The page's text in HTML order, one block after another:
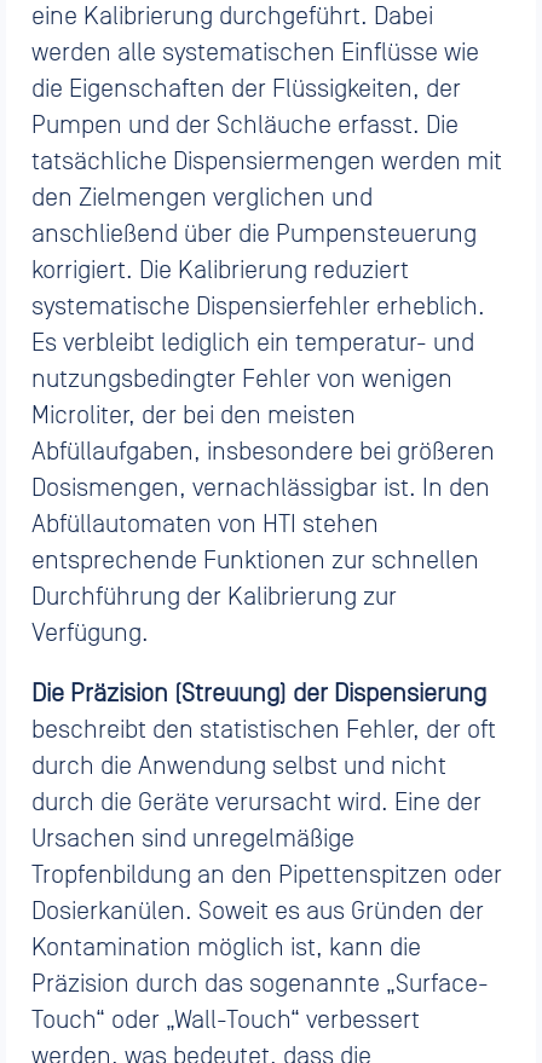
eine Kalibrierung durchgeführt. Dabei
werden alle systematischen Einflüsse wie
die Eigenschaften der Flüssigkeiten, der
Pumpen und der Schläuche erfasst. Die
tatsächliche Dispensiermengen werden mit
den Zielmengen verglichen und
anschließend über die Pumpensteuerung
korrigiert. Die Kalibrierung reduziert
systematische Dispensierfehler erheblich.
Es verbleibt lediglich ein temperatur- und
nutzungsbedingter Fehler von wenigen
Microliter, der bei den meisten
Abfüllaufgaben, insbesondere bei größeren
Dosismengen, vernachlässigbar ist. In den
Abfüllautomaten von HTI stehen
entsprechende Funktionen zur schnellen
Durchführung der Kalibrierung zur
Verfügung.
Die Präzision (Streuung) der Dispensierung
beschreibt den statistischen Fehler, der oft
durch die Anwendung selbst und nicht
durch die Geräte verursacht wird. Eine der
Ursachen sind unregelmäßige
Tropfenbildung an den Pipettenspitzen oder
Dosierkanülen. Soweit es aus Gründen der
Kontamination möglich ist, kann die
Präzision durch das sogenannte „Surface-
Touch“ oder „Wall-Touch“ verbessert
werden, was bedeutet, dass die